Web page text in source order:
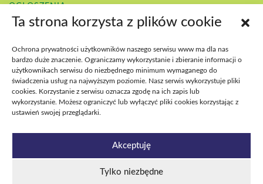
Ta strona korzysta z plików cookie
Ochrona prywatności użytkowników naszego serwisu www ma dla nas
bardzo duże znaczenie. Ograniczamy wykorzystanie i zbieranie informacji o
użytkownikach serwisu do niezbędnego minimum wymaganego do
świadczenia usług na najwyższym poziomie. Nasz serwis wykorzystuje pliki
cookies. Korzystanie z serwisu oznacza zgodę na ich zapis lub
wykorzystanie. Możesz ograniczyć lub wyłączyć pliki cookies korzystając z
ustawień swojej przeglądarki.
Akceptuję
Tylko niezbędne
OGŁOSZENIA
KONTAKT
BIP
DEKLARACJA DOSTĘPNOŚCI
DOSTĘPNOŚĆ WYDARZEŃ